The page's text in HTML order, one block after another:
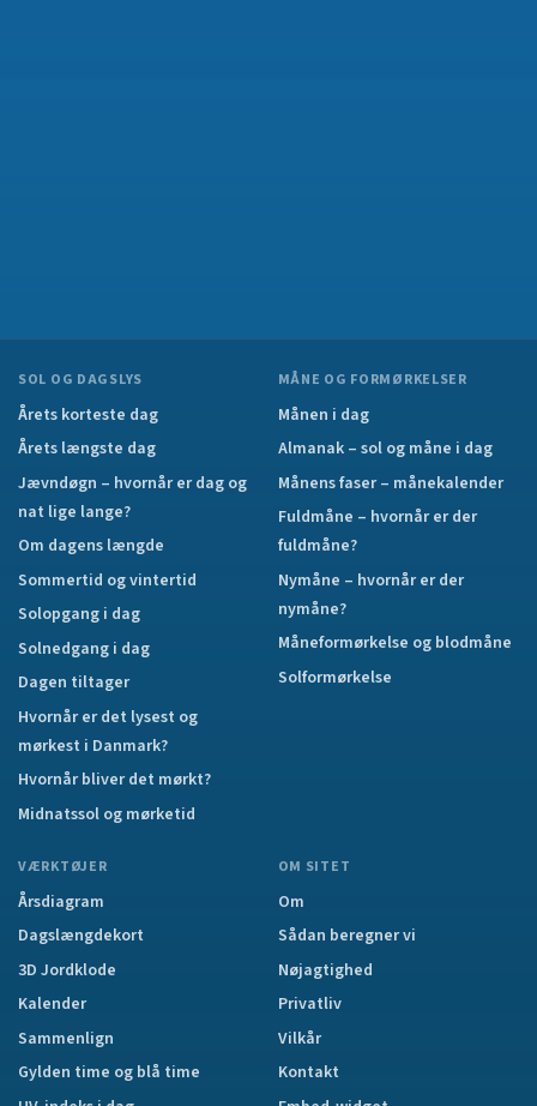
SOL OG DAGSLYS
Årets korteste dag
Årets længste dag
Jævndøgn – hvornår er dag og
nat lige lange?
Om dagens længde
Sommertid og vintertid
Solopgang i dag
Solnedgang i dag
Dagen tiltager
Hvornår er det lysest og
mørkest i Danmark?
Hvornår bliver det mørkt?
Midnatssol og mørketid
MÅNE OG FORMØRKELSER
Månen i dag
Almanak – sol og måne i dag
Månens faser – månekalender
Fuldmåne – hvornår er der
fuldmåne?
Nymåne – hvornår er der
nymåne?
Måneformørkelse og blodmåne
Solformørkelse
VÆRKTØJER
Årsdiagram
Dagslængdekort
3D Jordklode
Kalender
Sammenlign
Gylden time og blå time
OM SITET
Om
Sådan beregner vi
Nøjagtighed
Privatliv
Vilkår
Kontakt